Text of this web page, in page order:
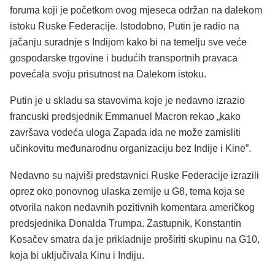
foruma koji je početkom ovog mjeseca održan na dalekom
istoku Ruske Federacije. Istodobno, Putin je radio na
jačanju suradnje s Indijom kako bi na temelju sve veće
gospodarske trgovine i budućih transportnih pravaca
povećala svoju prisutnost na Dalekom istoku.
Putin je u skladu sa stavovima koje je nedavno izrazio
francuski predsjednik Emmanuel Macron rekao „kako
završava vodeća uloga Zapada ida ne može zamisliti
učinkovitu međunarodnu organizaciju bez Indije i Kine”.
Nedavno su najviši predstavnici Ruske Federacije izrazili
oprez oko ponovnog ulaska zemlje u G8, tema koja se
otvorila nakon nedavnih pozitivnih komentara američkog
predsjednika Donalda Trumpa. Zastupnik, Konstantin
Kosačev smatra da je prikladnije proširiti skupinu na G10,
koja bi uključivala Kinu i Indiju.